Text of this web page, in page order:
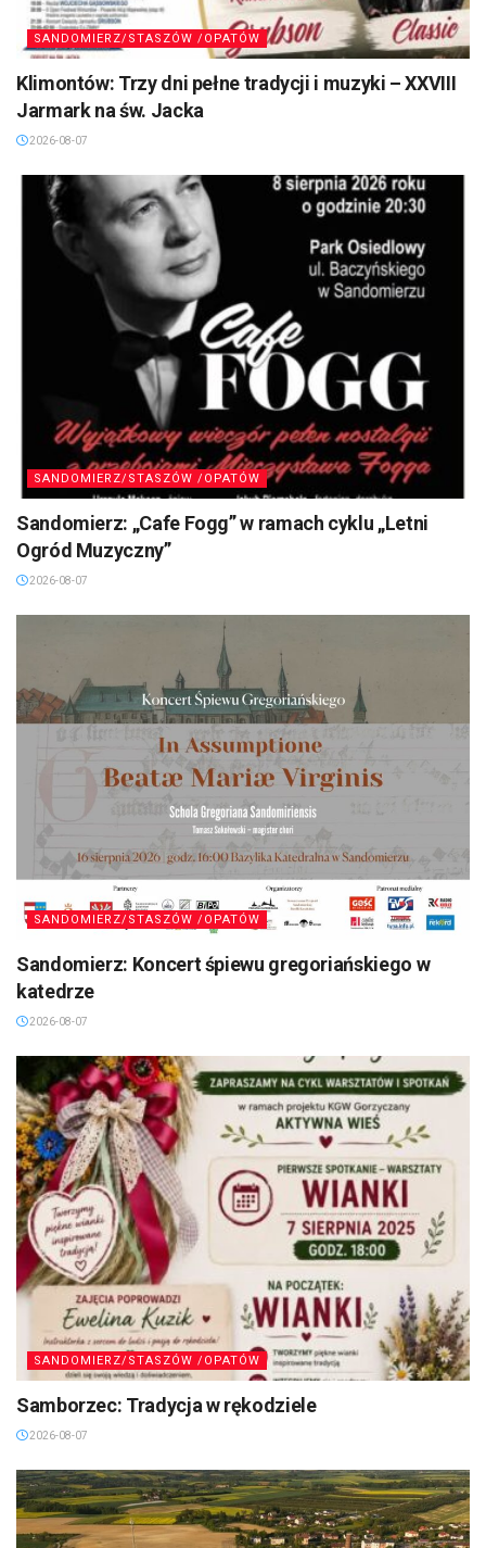
SANDOMIERZ/STASZÓW /OPATÓW
Klimontów: Trzy dni pełne tradycji i muzyki – XXVIII
Jarmark na św. Jacka
2026-08-07
SANDOMIERZ/STASZÓW /OPATÓW
Sandomierz: „Cafe Fogg” w ramach cyklu „Letni
Ogród Muzyczny”
2026-08-07
SANDOMIERZ/STASZÓW /OPATÓW
Sandomierz: Koncert śpiewu gregoriańskiego w
katedrze
2026-08-07
SANDOMIERZ/STASZÓW /OPATÓW
Samborzec: Tradycja w rękodziele
2026-08-07